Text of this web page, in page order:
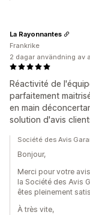
Réactivité de
parfaitement
en main
solution d'avis
La Rayonnantes
Frankrike
2 dagar användning av
Société des Avis
Bonjour,
Merci pour votre
la Société des Avis
êtes pleinement
À très vite,